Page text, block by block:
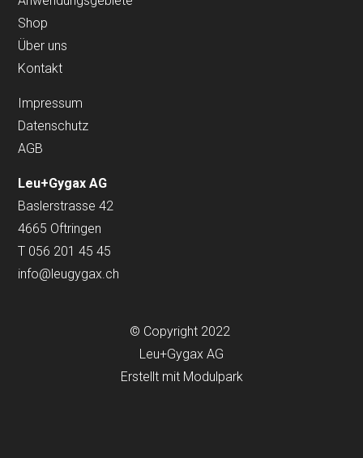
Shop
Über uns
Kontakt
Impressum
Datenschutz
AGB
Leu+Gygax AG
Baslerstrasse 42
4665 Oftringen
T 056 201 45 45
info@leugygax.ch
© Copyright 2022
Leu+Gygax AG
Erstellt mit Modulpark